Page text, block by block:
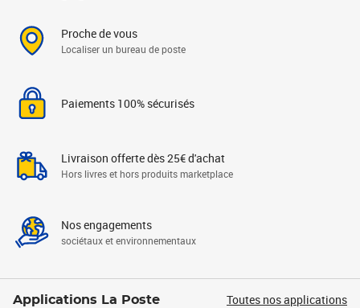
Proche de vous
Localiser un bureau de poste
Paiements 100% sécurisés
Livraison offerte dès 25€ d'achat
Hors livres et hors produits marketplace
Nos engagements
sociétaux et environnementaux
Applications La Poste Toutes nos applications